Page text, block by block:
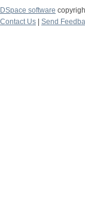
DSpace software
Contact Us
Send